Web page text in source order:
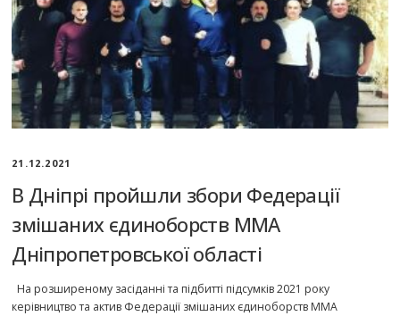
21.12.2021
В Дніпрі пройшли збори Федерації
змішаних єдиноборств ММА
Дніпропетровської області
На розширеному засіданні та підбитті підсумків 2021 року
керівництво та актив Федерації змішаних єдиноборств ММА